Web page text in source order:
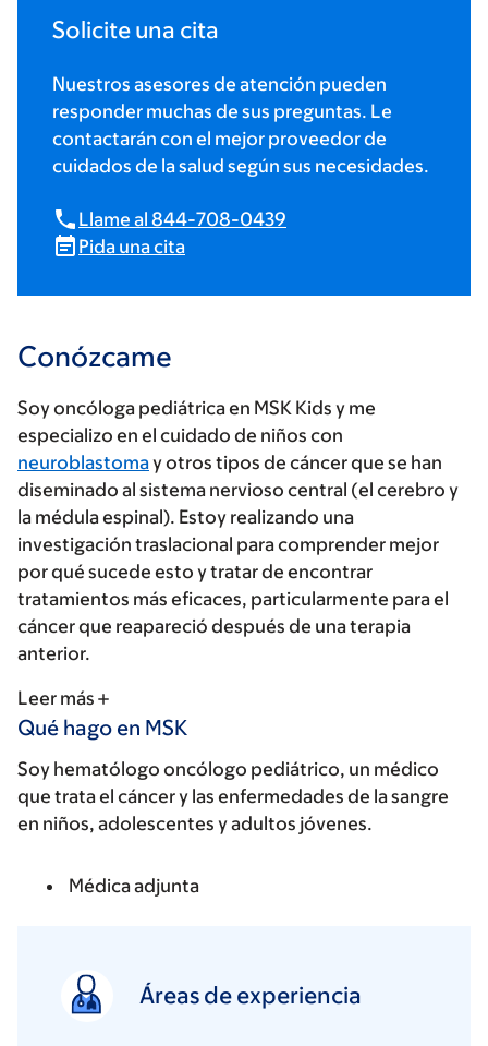
Solicite una cita
Nuestros asesores de atención pueden
responder muchas de sus preguntas. Le
contactarán con el mejor proveedor de
cuidados de la salud según sus necesidades.
Llame al 844-708-0439
Pida una cita
Conózcame
Soy oncóloga pediátrica en MSK Kids y me
especializo en el cuidado de niños con
neuroblastomay otros tipos de cáncer que se han
diseminado al sistema nervioso central (el cerebro y
la médula espinal). Estoy realizando una
investigación traslacional para comprender mejor
por qué sucede esto y tratar de encontrar
tratamientos más eficaces, particularmente para el
cáncer que reapareció después de una terapia
anterior.
Leer más
Qué hago en MSK
Soy hematólogo oncólogo pediátrico, un médico
que trata el cáncer y las enfermedades de la sangre
en niños, adolescentes y adultos jóvenes.
Médica adjunta
Áreas de experiencia